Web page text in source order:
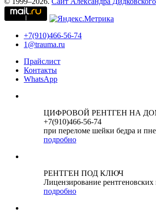
+7(910)466-56-74
1@trauma.ru
Прайслист
Контакты
WhatsApp
ЦИФРОВОЙ РЕНТГЕН НА
+7(910)466-56-74
при переломе шейки бедра и
подробно
РЕНТГЕН ПОД КЛЮЧ
Лицензирование рентгеновских
подробно